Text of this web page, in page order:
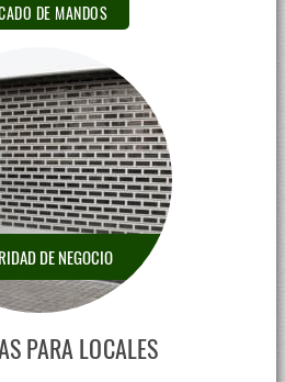
DE MANDOS
DE NEGOCIO
PARA LOCALES